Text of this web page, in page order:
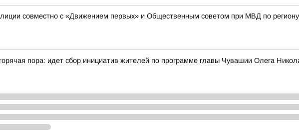
совместно с «Движением первых» и Общественным советом при МВД по
пора: идет сбор инициатив жителей по программе главы Чувашии Олега